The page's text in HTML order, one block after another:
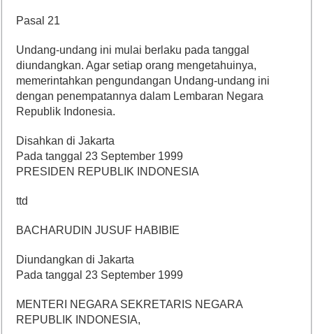
Pasal 21
Undang-undang ini mulai berlaku pada tanggal
diundangkan. Agar setiap orang mengetahuinya,
memerintahkan pengundangan Undang-undang ini
dengan penempatannya dalam Lembaran Negara
Republik Indonesia.
Disahkan di Jakarta
Pada tanggal 23 September 1999
PRESIDEN REPUBLIK INDONESIA
ttd
BACHARUDIN JUSUF HABIBIE
Diundangkan di Jakarta
Pada tanggal 23 September 1999
MENTERI NEGARA SEKRETARIS NEGARA
REPUBLIK INDONESIA,